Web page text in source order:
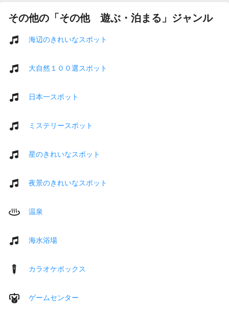
その他の「その他 遊ぶ・泊まる」ジャンル
海辺のきれいなスポット
大自然１００選スポット
日本一スポット
ミステリースポット
星のきれいなスポット
夜景のきれいなスポット
温泉
海水浴場
カラオケボックス
ゲームセンター